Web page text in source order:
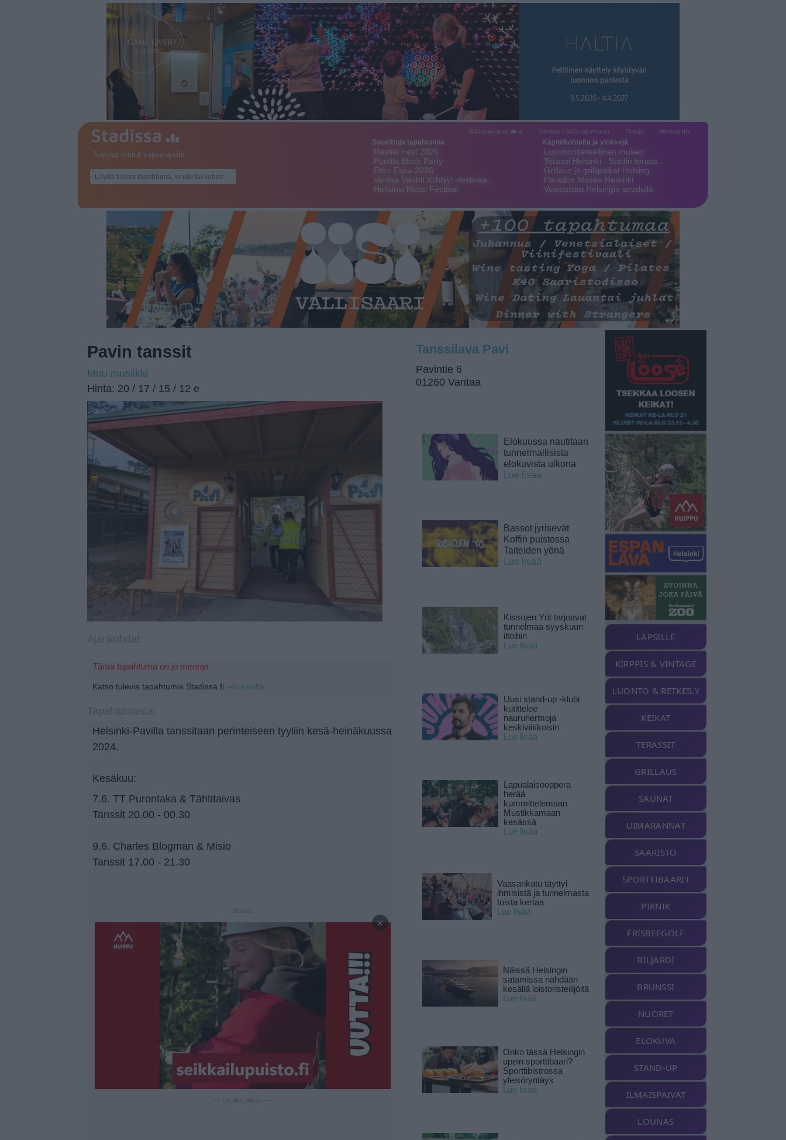
Sääennusteet 🌧 ☼ Vinkkaa / lisää tapahtuma Tietoja Mediatiedot
Suosittuja tapahtumia
Rastila Fest 2026
Puotila Block Party
Etno-Espa 2026
Vantaa Vauhti Kiihtyy! -festivaa…
Hellsinki Metal Festival
Käyntikohteita ja vinkkejä
Luonnontieteellinen museo
Terassi Helsinki - Stadin terass…
Grillaus ja grillipaikat Helsing…
Paradox Museo Helsinki
Vesipuistot Helsingin seudulla
Pavin tanssit
Muu musiikki
Hinta: 20 / 17 / 15 / 12 e
Tämä tapahtuma on jo mennyt
Katso tulevia tapahtumia Stadissa.fi -etusivulta.
Helsinki-Pavilla tanssitaan perinteiseen tyyliin kesä-heinäkuussa
2024.
Kesäkuu:
7.6. TT Purontaka & Tähtitaivas
Tanssit 20.00 - 00.30
9.6. Charles Blogman & Misio
Tanssit 17.00 - 21.30
×
Tanssilava Pavi
Pavintie 6
01260 Vantaa
Elokuussa nautitaan
tunnelmallisista
elokuvista ulkona
Lue lisää
Bassot jyrisevät
Koffin puistossa
Taiteiden yönä
Lue lisää
Kissojen Yöt tarjoavat
tunnelmaa syyskuun
iltoihin
Lue lisää
Uusi stand-up -klubi
kutittelee
nauruhermoja
keskiviikkoisin
Lue lisää
Lapualaisooppera
herää
kummittelemaan
Mustikkamaan
kesässä
Lue lisää
Vaasankatu täyttyi
ihmisistä ja tunnelmasta
toista kertaa
Lue lisää
Näissä Helsingin
satamissa nähdään
kesällä loistoristeilijöitä
Lue lisää
Onko tässä Helsingin
upein sporttibaari?
Sporttibistrossa
yleisöryntäys
Lue lisää
LAPSILLE
KIRPPIS & VINTAGE
LUONTO & RETKEILY
KEIKAT
TERASSIT
GRILLAUS
SAUNAT
UIMARANNAT
SAARISTO
SPORTTIBAARIT
PIKNIK
FRISBEEGOLF
BILJARDI
BRUNSSI
NUORET
ELOKUVA
STAND-UP
ILMAISPÄIVÄT
LOUNAS